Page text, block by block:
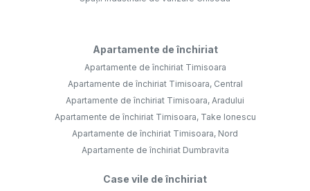
Apartamente de închiriat
Apartamente de închiriat Timisoara
Apartamente de închiriat Timisoara, Central
Apartamente de închiriat Timisoara, Aradului
Apartamente de închiriat Timisoara, Take Ionescu
Apartamente de închiriat Timisoara, Nord
Apartamente de închiriat Dumbravita
Case vile de închiriat